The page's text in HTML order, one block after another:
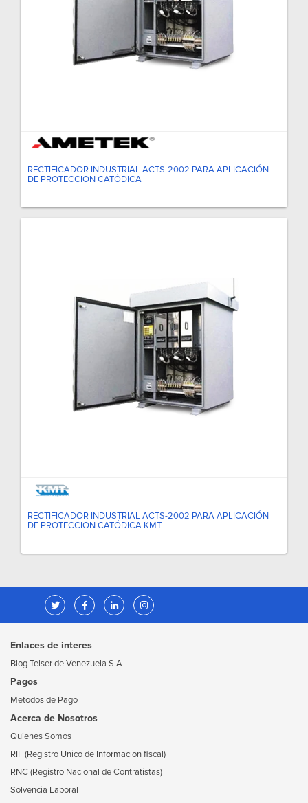
RECTIFICADOR INDUSTRIAL ACTS-2002 PARA APLICACIÓN
DE PROTECCION CATÓDICA
RECTIFICADOR INDUSTRIAL ACTS-2002 PARA APLICACIÓN
DE PROTECCION CATÓDICA KMT
Enlaces de interes
Blog Telser de Venezuela S.A
Pagos
Metodos de Pago
Acerca de Nosotros
Quienes Somos
RIF (Registro Unico de Informacion fiscal)
RNC (Registro Nacional de Contratistas)
Solvencia Laboral